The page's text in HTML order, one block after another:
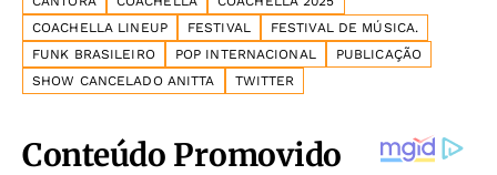
COACHELLA LINEUP
FESTIVAL
FESTIVAL DE MÚSICA.
FUNK BRASILEIRO
POP INTERNACIONAL
PUBLICAÇÃO
SHOW CANCELADO ANITTA
TWITTER